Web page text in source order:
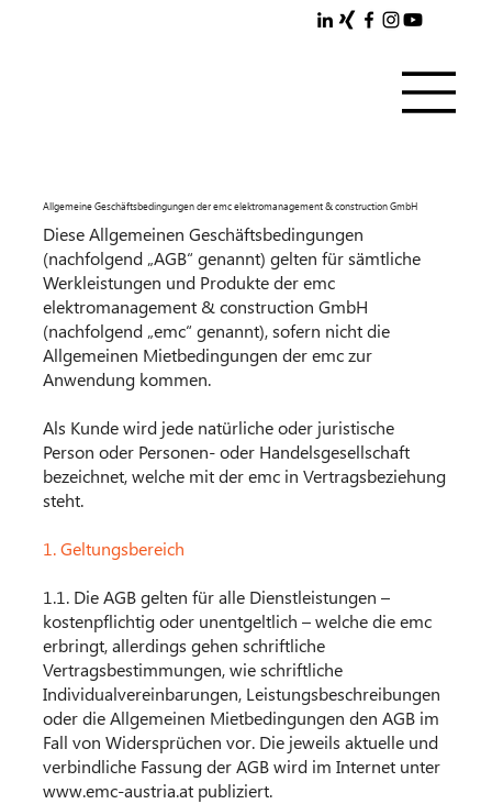
Allgemeine Geschäftsbedingungen der emc elektromanagement & construction GmbH
Diese Allgemeinen Geschäftsbedingungen
(nachfolgend „AGB“ genannt) gelten für sämtliche
Werkleistungen und Produkte der emc
elektromanagement & construction GmbH
(nachfolgend „emc“ genannt), sofern nicht die
Allgemeinen Mietbedingungen der emc zur
Anwendung kommen.
Als Kunde wird jede natürliche oder juristische
Person oder Personen- oder Handelsgesellschaft
bezeichnet, welche mit der emc in Vertragsbeziehung
steht.
1. Geltungsbereich
1.1. Die AGB gelten für alle Dienstleistungen –
kostenpflichtig oder unentgeltlich – welche die emc
erbringt, allerdings gehen schriftliche
Vertragsbestimmungen, wie schriftliche
Individualvereinbarungen, Leistungsbeschreibungen
oder die Allgemeinen Mietbedingungen den AGB im
Fall von Widersprüchen vor. Die jeweils aktuelle und
verbindliche Fassung der AGB wird im Internet unter
www.emc-austria.at publiziert.